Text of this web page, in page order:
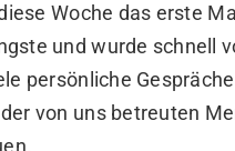
Woche das erste
und wurde schnell
persönliche
von uns betreuten